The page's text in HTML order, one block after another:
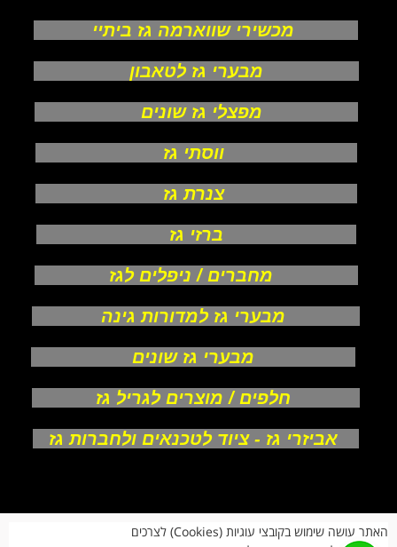
מכשירי שווארמה גז ביתיי
מבערי גז לטאבון
מפצלי גז שונים
ווסתי גז
צנרת גז
ברזי גז
מחברים / ניפלים לגז
מבערי גז למדורות גינה
מבערי גז שונים
חלפים / מוצרים לגריל גז
אביזרי גז - ציוד לטכנאים ולחברות גז
צור קשר האתר עושה שימוש בקובצי עוגיות (Cookies) לצרכים